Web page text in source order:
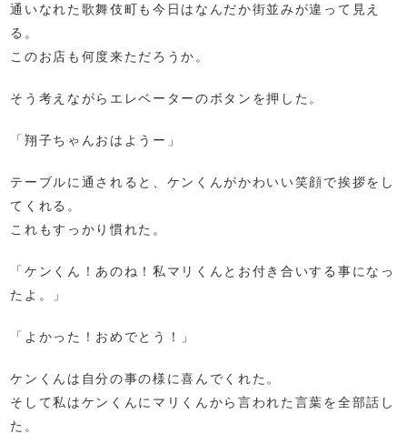
通いなれた歌舞伎町も今日はなんだか街並みが違って見え
る。
このお店も何度来ただろうか。
そう考えながらエレベーターのボタンを押した。
「翔子ちゃんおはようー」
テーブルに通されると、ケンくんがかわいい笑顔で挨拶をし
てくれる。
これもすっかり慣れた。
「ケンくん！あのね！私マリくんとお付き合いする事になっ
たよ。」
「よかった！おめでとう！」
ケンくんは自分の事の様に喜んでくれた。
そして私はケンくんにマリくんから言われた言葉を全部話し
た。